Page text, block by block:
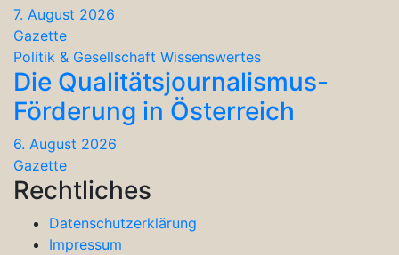
7. August 2026
Gazette
Politik & Gesellschaft Wissenswertes
Die Qualitätsjournalismus-
Förderung in Österreich
6. August 2026
Gazette
Rechtliches
Datenschutzerklärung
Impressum